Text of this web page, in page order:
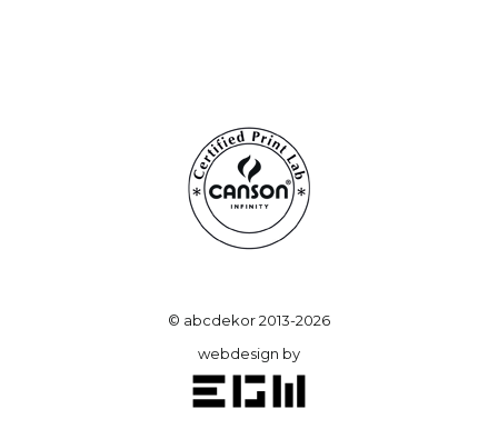
© abcdekor 2013-2026
webdesign by